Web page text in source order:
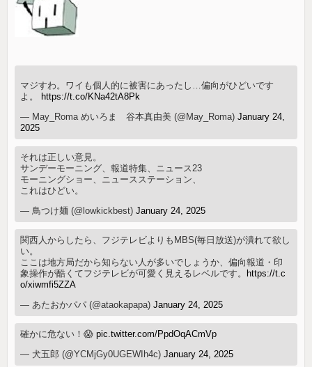
マジすわ。ワイも個人的に被害にあったし…偏向がひどいです
よ。 https://t.co/KNa42tA8Pk
— May_Roma めいろま 谷本真由美 (@May_Roma)January 24,
2025
それは正しい意見。
サンデーモーニング、報道特集、ニュース23
モーニングショー、ニュースステーション、
これはひどい。
— 鳥つけ麺 (@lowkickbest)January 24, 2025
関西人からしたら、フジテレビよりもMBS(毎日放送)が潰れて欲し
い。
ここは地方局だから知らない人が多いでしょうか、偏向報道・印
象操作が酷くてフジテレビが可愛く見えるレベルです。 https://t.c
o/xiwmfi5ZZA
— あたおかパパ (@ataokapapa)January 24, 2025
確かに危ない！😱pic.twitter.com/PpdOqACmVp
— 犬五郎 (@YCMjGy0UGEWIh4c)January 24, 2025